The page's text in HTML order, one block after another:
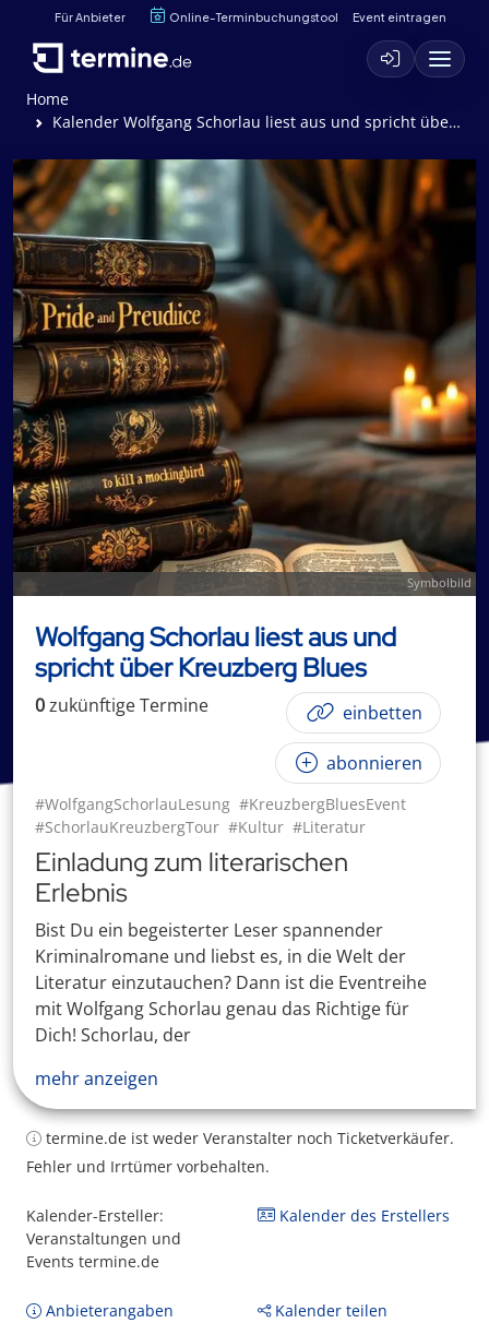
Für Anbieter Online-Terminbuchungstool Event eintragen
Home
Kalender Wolfgang Schorlau liest aus und spricht über Kreuzberg Blues
Symbolbild
Wolfgang Schorlau liest aus und
spricht über Kreuzberg Blues
0zukünftigeTermine einbetten
abonnieren
#WolfgangSchorlauLesung #KreuzbergBluesEvent
#SchorlauKreuzbergTour #Kultur #Literatur
Einladung zum literarischen
Erlebnis
Bist Du ein begeisterter Leser spannender
Kriminalromane und liebst es, in die Welt der
Literatur einzutauchen? Dann ist die Eventreihe
mit Wolfgang Schorlau genau das Richtige für
Dich! Schorlau, der
mehr anzeigen
termine.de ist weder Veranstalter noch Ticketverkäufer.
Fehler und Irrtümer vorbehalten.
Kalender-Ersteller:
Veranstaltungen und
Events termine.de
Kalender des Erstellers
Anbieterangaben Kalender teilen